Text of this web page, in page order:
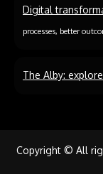
Digital
processes, better
The Alby:
Copyright © All